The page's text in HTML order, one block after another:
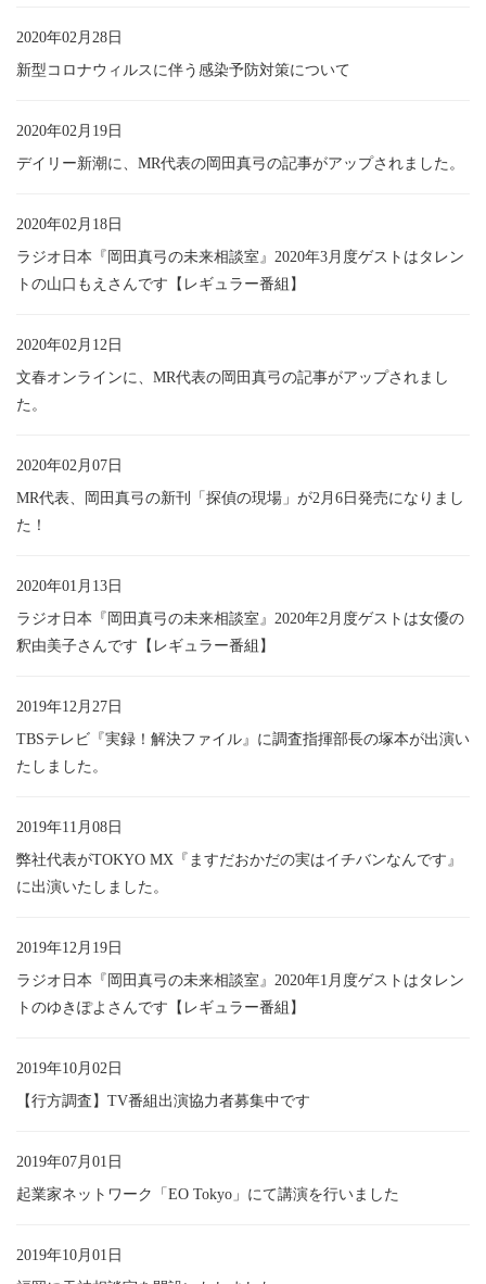
2020年02月28日
新型コロナウィルスに伴う感染予防対策について
2020年02月19日
デイリー新潮に、MR代表の岡田真弓の記事がアップされました。
2020年02月18日
ラジオ日本『岡田真弓の未来相談室』2020年3月度ゲストはタレン
トの山口もえさんです【レギュラー番組】
2020年02月12日
文春オンラインに、MR代表の岡田真弓の記事がアップされまし
た。
2020年02月07日
MR代表、岡田真弓の新刊「探偵の現場」が2月6日発売になりまし
た！
2020年01月13日
ラジオ日本『岡田真弓の未来相談室』2020年2月度ゲストは女優の
釈由美子さんです【レギュラー番組】
2019年12月27日
TBSテレビ『実録！解決ファイル』に調査指揮部長の塚本が出演い
たしました。
2019年11月08日
弊社代表がTOKYO MX『ますだおかだの実はイチバンなんです』
に出演いたしました。
2019年12月19日
ラジオ日本『岡田真弓の未来相談室』2020年1月度ゲストはタレン
トのゆきぽよさんです【レギュラー番組】
2019年10月02日
【行方調査】TV番組出演協力者募集中です
2019年07月01日
起業家ネットワーク「EO Tokyo」にて講演を行いました
2019年10月01日